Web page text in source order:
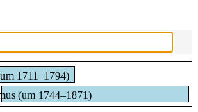
1711–1794)
(um 1744–1871)